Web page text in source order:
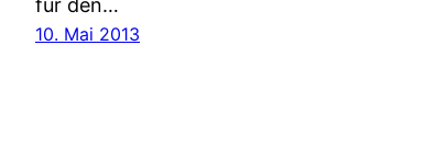
für den…
10. Mai 2013